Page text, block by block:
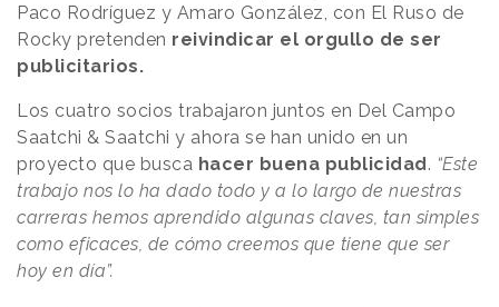
Paco Rodríguez y Amaro González, con El Ruso de
Rocky pretenden reivindicar el orgullo de ser
publicitarios.
Los cuatro socios trabajaron juntos en Del Campo
Saatchi & Saatchi y ahora se han unido en un
proyecto que busca hacer buena publicidad. “Este
trabajo nos lo ha dado todo y a lo largo de nuestras
carreras hemos aprendido algunas claves, tan simples
como eficaces, de cómo creemos que tiene que ser
hoy en día”.